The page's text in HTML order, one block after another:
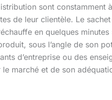
sont
de leur clientèle. Le
en quelques
sous l’angle de son
d’entreprise ou des
marché et de son